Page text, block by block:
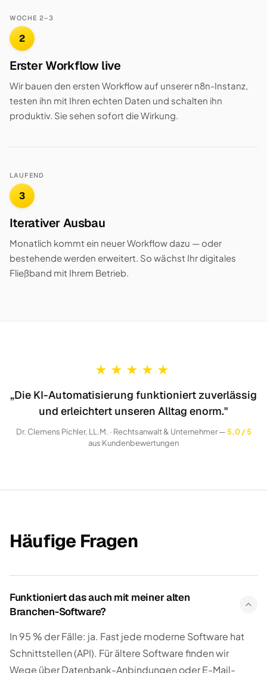
WOCHE 2–3
2
Erster Workflow live
Wir bauen den ersten Workflow auf unserer n8n-Instanz,
testen ihn mit Ihren echten Daten und schalten ihn
produktiv. Sie sehen sofort die Wirkung.
LAUFEND
3
Iterativer Ausbau
Monatlich kommt ein neuer Workflow dazu — oder
bestehende werden erweitert. So wächst Ihr digitales
Fließband mit Ihrem Betrieb.
★ ★ ★ ★ ★
„Die KI-Automatisierung funktioniert zuverlässig
und erleichtert unseren Alltag enorm."
Dr. Clemens Pichler, LL.M. · Rechtsanwalt & Unternehmer —5,0 / 5
aus Kundenbewertungen
Häufige Fragen
Funktioniert das auch mit meiner alten
Branchen-Software?
In 95 % der Fälle: ja. Fast jede moderne Software hat
Schnittstellen (API). Für ältere Software finden wir
Wege über Datenbank-Anbindungen oder E-Mail-